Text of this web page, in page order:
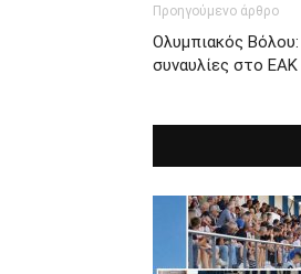
Προηγούμενο άρθρο
Ολυμπιακός
συναυλίες στο